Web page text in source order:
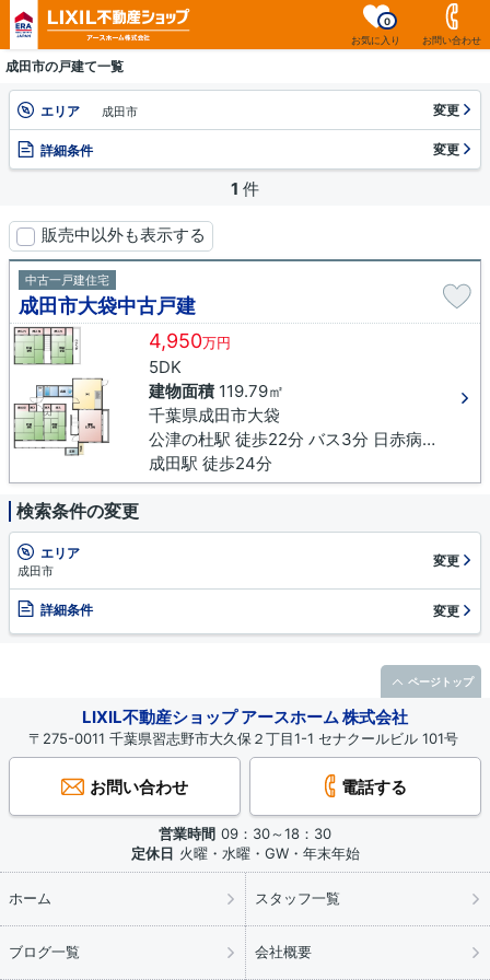
お気に入り
0
お問い合わせ
成田市の戸建て一覧
エリア 成田市 変更
詳細条件 変更
1 件
販売中以外も表示する
中古一戸建住宅
成田市大袋中古戸建
4,950万円
5DK
建物面積119.79㎡
千葉県成田市大袋
公津の杜駅 徒歩22分 バス3分 日赤病院（千葉県）下車 徒歩3分
成田駅 徒歩24分
検索条件の変更
エリア
成田市
変更
詳細条件 変更
LIXIL不動産ショップ アースホーム 株式会社
〒275-0011 千葉県習志野市大久保２丁目1-1 セナクールビル 101号
お問い合わせ 電話する
営業時間 09：30～18：30
定休日 火曜・水曜・GW・年末年始
ホーム スタッフ一覧
ブログ一覧 会社概要
ページトップ